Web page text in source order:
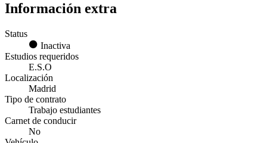
Información extra
Status
Inactiva
Estudios requeridos
E.S.O
Localización
Madrid
Tipo de contrato
Trabajo estudiantes
Carnet de conducir
No